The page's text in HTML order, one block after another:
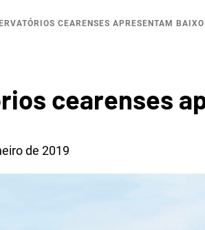
CEARENSES APRESENTAM
cearenses
de 2019